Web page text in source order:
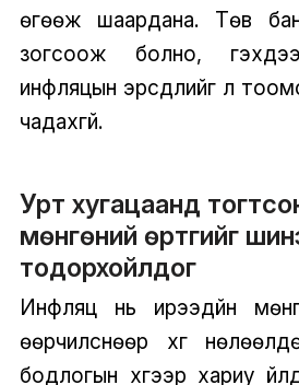
өгөөж шаардана. Төв
зогсоож болно,
инфляцын эрсдлийг үл
чадахгүй.
Урт хугацаанд
мөнгөний өртгийг
тодорхойлдог
Инфляц нь ирээдүйн
өөрчилснөөр хүүг
бодлогын хүүгээр хариу